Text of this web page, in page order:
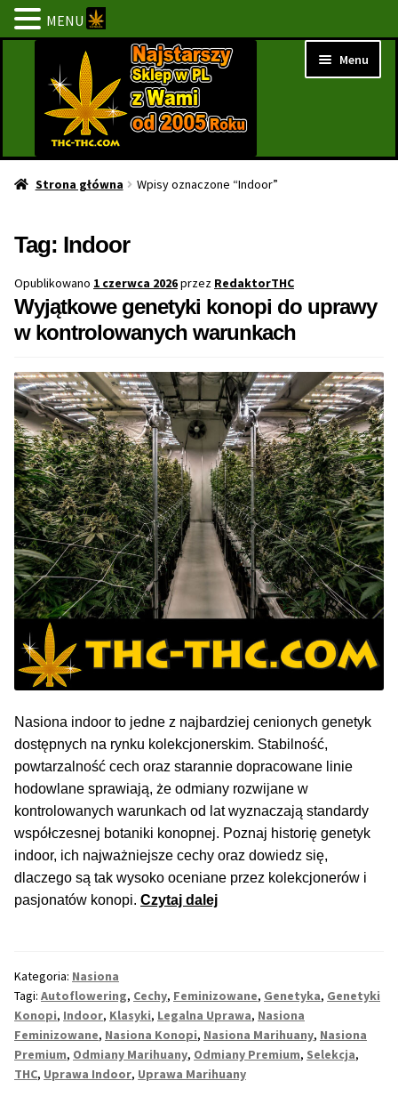
nawigacji
treści
Menu
Strona Główna
NOWOŚCI
PROMOCJE
PROMOCJE 1+1
NAJLEPSZE OKAZJE
PROMOCJA TYGODNIA
Dla Początkujących
Indoor w Domu
Outdoor na Dworze
Półautomaty Outdoor
Pełnosezonowe XXL
Szybkie Automaty
Max THC 21% i Więcej
Odporne Odmiany
Regularne
Przewaga Indica
Przewaga Sativa
Strona główna Wpisy oznaczone “Indoor”
Tag: Indoor
Opublikowano 1 czerwca 2026przez RedaktorTHC
Wyjątkowe genetyki konopi do uprawy
w kontrolowanych warunkach
Nasiona indoor to jedne z najbardziej cenionych genetyk
dostępnych na rynku kolekcjonerskim. Stabilność,
powtarzalność cech oraz starannie dopracowane linie
hodowlane sprawiają, że odmiany rozwijane w
kontrolowanych warunkach od lat wyznaczają standardy
współczesnej botaniki konopnej. Poznaj historię genetyk
indoor, ich najważniejsze cechy oraz dowiedz się,
dlaczego są tak wysoko oceniane przez kolekcjonerów i
pasjonatów konopi. Czytaj dalejWyjątkowe
w
kontrolowanych
warunkach
Kategoria: Nasiona
Tagi: Autoflowering, Cechy, Feminizowane, Genetyka, Genetyki
Konopi, Indoor, Klasyki, Legalna Uprawa, Nasiona
Feminizowane, Nasiona Konopi, Nasiona Marihuany, Nasiona
Premium, Odmiany Marihuany, Odmiany Premium, Selekcja,
THC, Uprawa Indoor, Uprawa Marihuany
MENU